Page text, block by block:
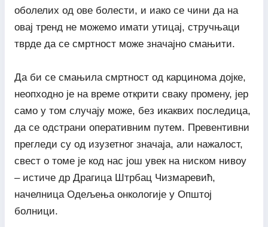
оболелих од ове болести, и иако се чини да на
овај тренд не можемо имати утицај, стручњаци
тврде да се смртност може значајно смањити.
Да би се смањила смртност од карцинома дојке,
неопходно је на време открити сваку промену, јер
само у том случају може, без икаквих последица,
да се одстрани оперативним путем. Превентивни
прегледи су од изузетног значаја, али нажалост,
свест о томе је код нас још увек на ниском нивоу
– истиче др Драгица Штрбац Чизмаревић,
начелница Одељења онкологије у Општој
болници.